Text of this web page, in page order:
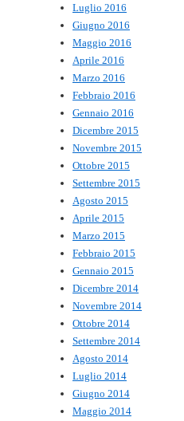
Luglio 2016
Giugno 2016
Maggio 2016
Aprile 2016
Marzo 2016
Febbraio 2016
Gennaio 2016
Dicembre 2015
Novembre 2015
Ottobre 2015
Settembre 2015
Agosto 2015
Aprile 2015
Marzo 2015
Febbraio 2015
Gennaio 2015
Dicembre 2014
Novembre 2014
Ottobre 2014
Settembre 2014
Agosto 2014
Luglio 2014
Giugno 2014
Maggio 2014